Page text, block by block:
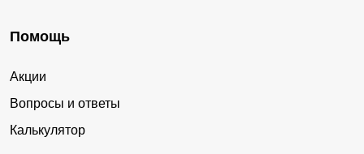
Помощь
Акции
Вопросы и ответы
Калькулятор